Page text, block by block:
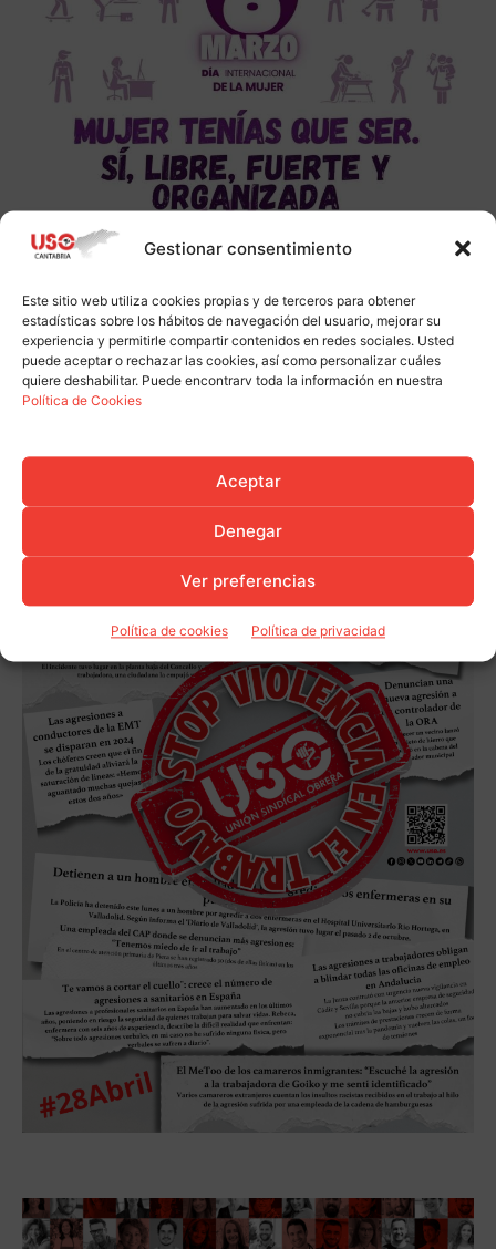
Gestionar consentimiento
Este sitio web utiliza cookies propias y de terceros para obtener
estadísticas sobre los hábitos de navegación del usuario, mejorar su
experiencia y permitirle compartir contenidos en redes sociales. Usted
puede aceptar o rechazar las cookies, así como personalizar cuáles
quiere deshabilitar. Puede encontrarv toda la información en nuestra
Política de Cookies
Aceptar
Denegar
Ver preferencias
Política de cookies Política de privacidad